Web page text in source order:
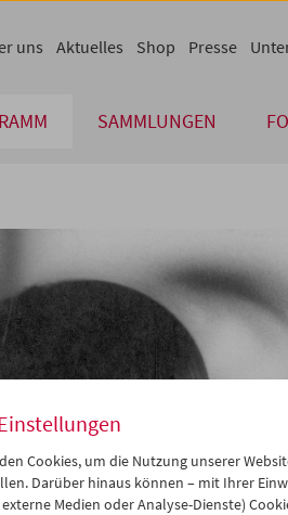
SAMMLUNGEN
uns Aktuelles Shop Presse
Cookies, um die Nutzung unserer
Darüber hinaus können – mit Ihrer
Medien oder Analyse-Dienste)